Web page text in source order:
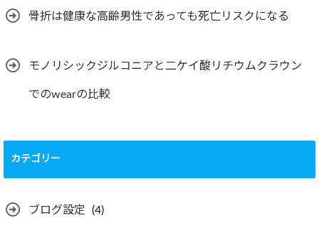
骨折は健康な高齢男性であっても死亡リスクになる
モノリシックジルコニアと二ケイ酸リチウムクラウン
でのwearの比較
カテゴリー
ブログ設定 (4)